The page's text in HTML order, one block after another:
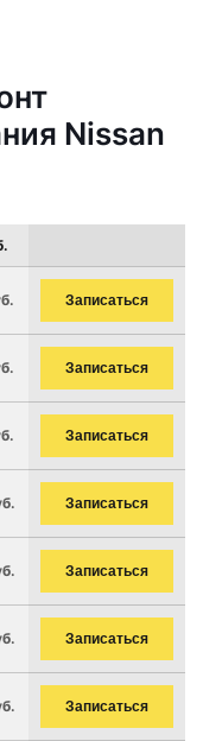
Nissan
Записаться
Записаться
Записаться
Записаться
Записаться
Записаться
Записаться